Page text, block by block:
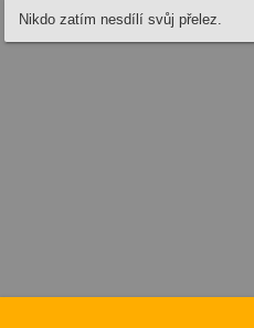
Nikdo zatím nesdílí svůj přelez.